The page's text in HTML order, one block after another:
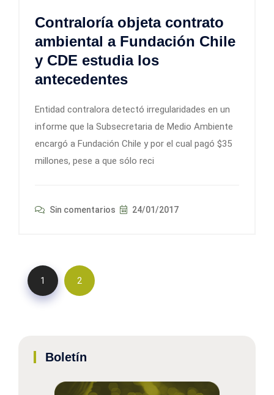
Contraloría objeta contrato
ambiental a Fundación Chile
y CDE estudia los
antecedentes
Entidad contralora detectó irregularidades en un
informe que la Subsecretaria de Medio Ambiente
encargó a Fundación Chile y por el cual pagó $35
millones, pese a que sólo reci
Sin comentarios 24/01/2017
1 2
Boletín